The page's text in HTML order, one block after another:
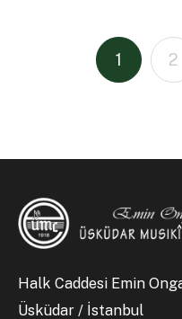
1 2
Halk Caddesi Emin
Üsküdar / İstanbul